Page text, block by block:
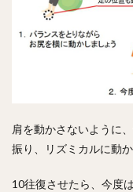
肩を動かさないように
振り、リズミカルに動か
10往復させたら、今度